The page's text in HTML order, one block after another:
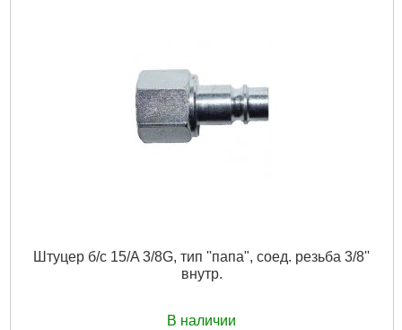
Штуцер б/с 15/A 3/8G, тип ''папа", соед. резьба 3/8''
внутр.
В наличии